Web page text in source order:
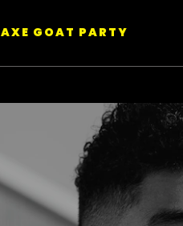
AXE GOAT PARTY